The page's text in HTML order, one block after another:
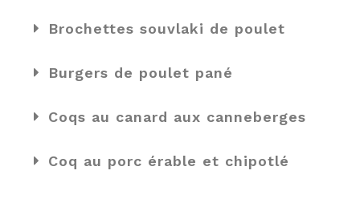
Brochettes souvlaki de poulet
Burgers de poulet pané
Coqs au canard aux canneberges
Coq au porc érable et chipotlé